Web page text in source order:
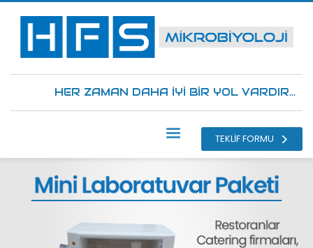
HER ZAMAN DAHA İYİ BİR YOL VARDIR...
TEKLİF FORMU